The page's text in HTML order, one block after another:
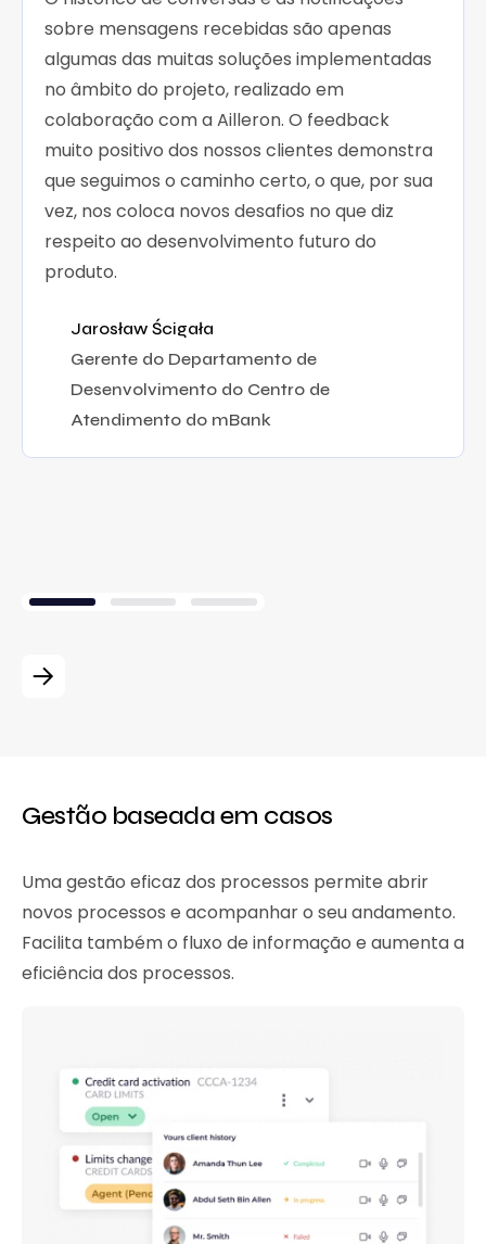
sobre mensagens recebidas são apenas
algumas das muitas soluções implementadas
no âmbito do projeto, realizado em
colaboração com a Ailleron. O feedback
muito positivo dos nossos clientes demonstra
que seguimos o caminho certo, o que, por sua
vez, nos coloca novos desafios no que diz
respeito ao desenvolvimento futuro do
produto.
Jarosław Ścigała
Gerente do Departamento de
Desenvolvimento do Centro de
Atendimento do mBank
Gestão baseada em casos
Uma gestão eficaz dos processos permite abrir
novos processos e acompanhar o seu andamento.
Facilita também o fluxo de informação e aumenta a
eficiência dos processos.